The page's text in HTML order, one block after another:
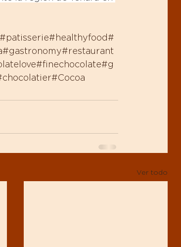
#patisserie#healthyfood #
#gastronomy#restaurant
#finechocolate#g
#Cocoa
Ver todo